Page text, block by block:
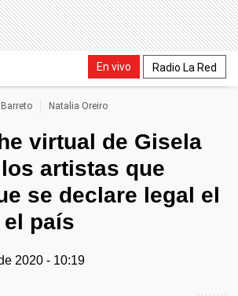
En vivo Radio La Red
Natalia Oreiro
virtual de Gisela
artistas que
se declare legal el
país
2020 - 10:19